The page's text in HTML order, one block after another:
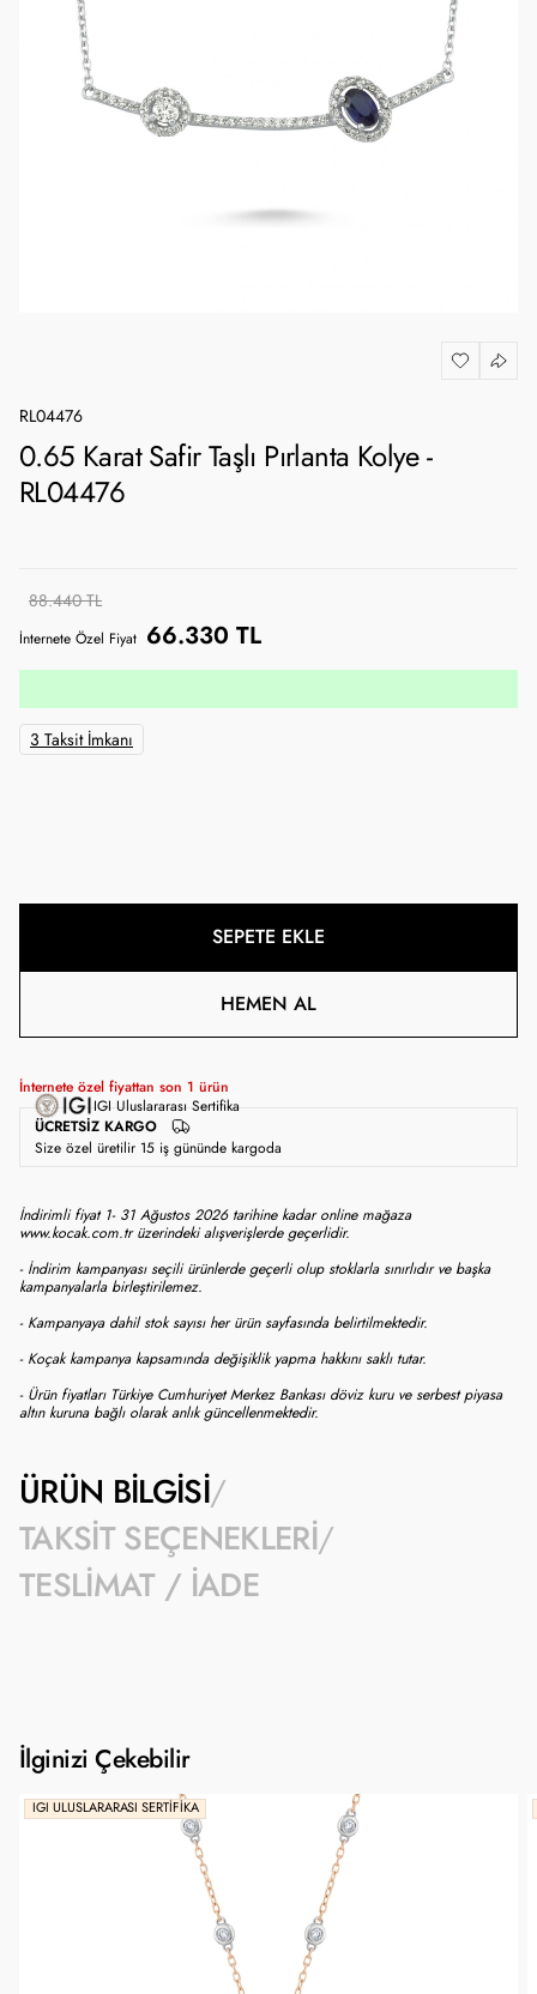
RL04476
0.65 Karat Safir Taşlı Pırlanta Kolye -
RL04476
88.440 TL
İnternete Özel Fiyat 66.330 TL
3 Taksit İmkanı
SEPETE EKLE
HEMEN AL
İnternete özel fiyattan son 1 ürün
ÜCRETSIZ KARGO
IGI Uluslararası Sertifika
Size özel üretilir 15 iş gününde kargoda
İndirimli fiyat 1- 31 Ağustos 2026 tarihine kadar online mağaza
www.kocak.com.tr üzerindeki alışverişlerde geçerlidir.
- İndirim kampanyası seçili ürünlerde geçerli olup stoklarla sınırlıdır ve başka
kampanyalarla birleştirilemez.
- Kampanyaya dahil stok sayısı her ürün sayfasında belirtilmektedir.
- Koçak kampanya kapsamında değişiklik yapma hakkını saklı tutar.
- Ürün fiyatları Türkiye Cumhuriyet Merkez Bankası döviz kuru ve serbest piyasa
altın kuruna bağlı olarak anlık güncellenmektedir.
ÜRÜN BILGISI
TAKSIT SEÇENEKLERI
TESLIMAT / İADE
İlginizi Çekebilir
IGI ULUSLARARASI SERTIFIKA